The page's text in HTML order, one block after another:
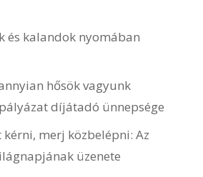
és kalandok nyomában
hősök vagyunk
díjátadó ünnepsége
merj közbelépni: Az
üzenete